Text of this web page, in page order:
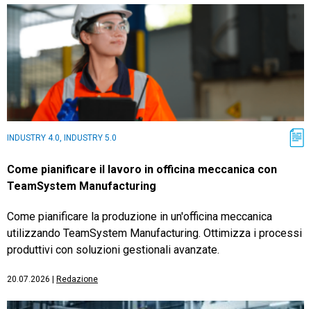
INDUSTRY 4.0, INDUSTRY 5.0
Come pianificare il lavoro in officina meccanica con
TeamSystem Manufacturing
Come pianificare la produzione in un'officina meccanica
utilizzando TeamSystem Manufacturing. Ottimizza i processi
produttivi con soluzioni gestionali avanzate.
20.07.2026 Redazione